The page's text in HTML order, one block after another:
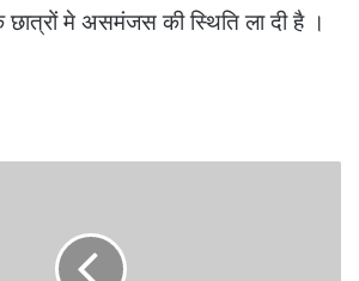
मे असमंजस की स्थिति ला दी है ।